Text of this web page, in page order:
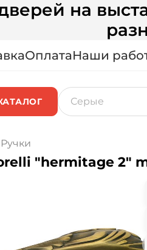
на
ОплатаНаши
Ручки
"hermitage 2"